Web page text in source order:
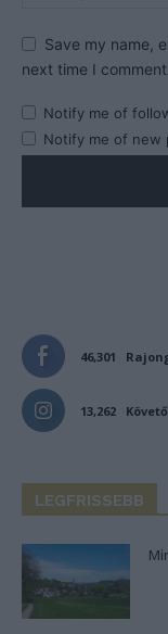
Save my name,
next time I comment.
Notify me of
Notify me of new
46,301
13,262 Követő
LEGFRISSEBB